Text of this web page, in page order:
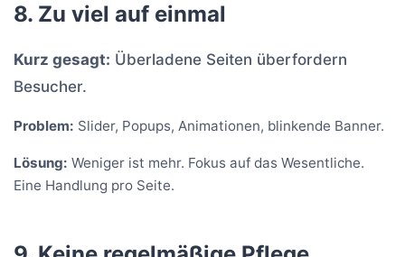
8. Zu viel auf einmal
Kurz gesagt: Überladene Seiten überfordern
Besucher.
Problem: Slider, Popups, Animationen, blinkende Banner.
Lösung: Weniger ist mehr. Fokus auf das Wesentliche.
Eine Handlung pro Seite.